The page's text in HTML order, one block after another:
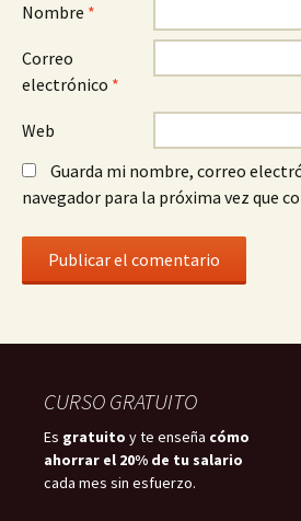
Nombre *
Correo
electrónico *
Web
Guarda mi nombre, correo
navegador para la próxima vez que
CURSO GRATUITO
Es gratuito y te enseña cómo
ahorrar el 20% de tu salario
cada mes sin esfuerzo.